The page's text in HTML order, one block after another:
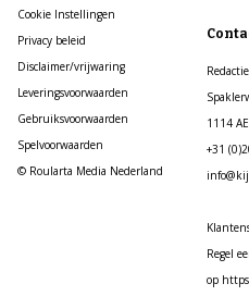
Cookie Instellingen
Privacy beleid
Disclaimer/vrijwaring
Leveringsvoorwaarden
Gebruiksvoorwaarden
Spelvoorwaarden
© Roularta Media Nederland
Redactie
1114
+31
Regel
op